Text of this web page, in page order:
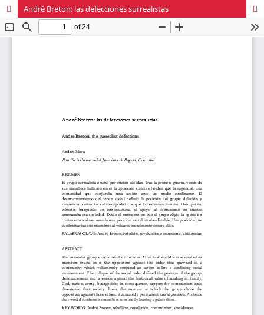
André Breton: las defecciones surrealistas